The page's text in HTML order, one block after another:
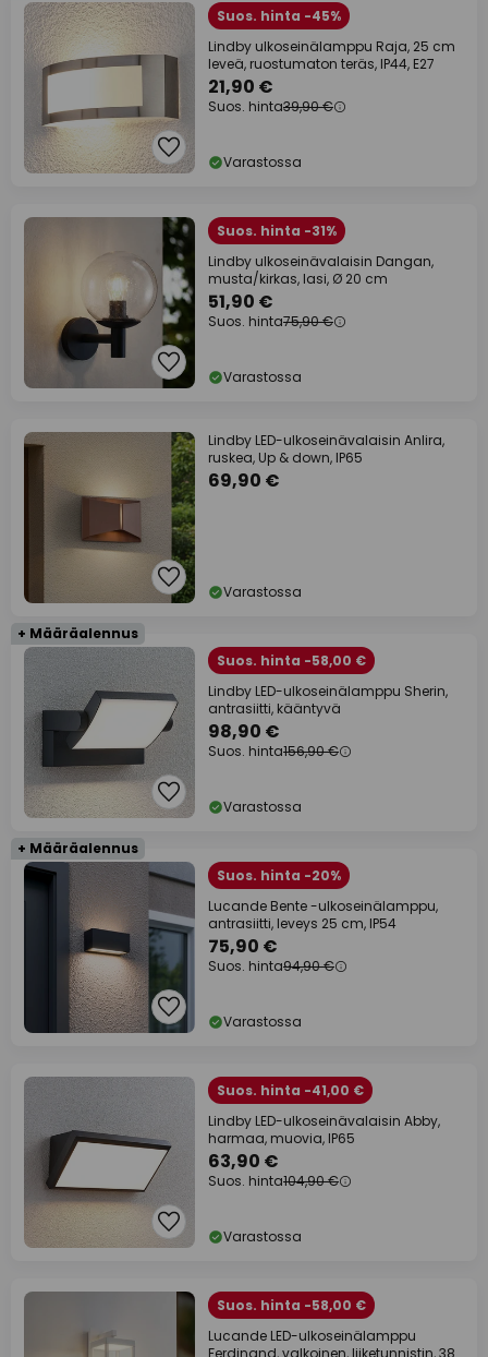
Suos. hinta -45%
Lindby ulkoseinälamppu Raja, 25 cm
leveä, ruostumaton teräs, IP44, E27
21,90 €
Suos. hinta39,90 €
Varastossa
Suos. hinta -31%
Lindby ulkoseinävalaisin Dangan,
musta/kirkas, lasi, Ø 20 cm
51,90 €
Suos. hinta75,90 €
Varastossa
Lindby LED-ulkoseinävalaisin Anlira,
ruskea, Up & down, IP65
69,90 €
Varastossa
+ Määräalennus
Suos. hinta -58,00 €
Lindby LED-ulkoseinälamppu Sherin,
antrasiitti, kääntyvä
98,90 €
Suos. hinta156,90 €
Varastossa
+ Määräalennus
Suos. hinta -20%
Lucande Bente -ulkoseinälamppu,
antrasiitti, leveys 25 cm, IP54
75,90 €
Suos. hinta94,90 €
Varastossa
Suos. hinta -41,00 €
Lindby LED-ulkoseinävalaisin Abby,
harmaa, muovia, IP65
63,90 €
Suos. hinta104,90 €
Varastossa
Suos. hinta -58,00 €
Lucande LED-ulkoseinälamppu